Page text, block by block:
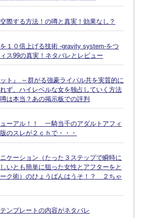
際する方法！の噂と真実！効果なし？
１０倍上げる技術 -gravity system-をつ
ス99の真実！ネタバレとレビュー
ット』 ～群がる強豪ライバル共を実質的に
ず、ハイレベルな女を独占していく方法
は本当？あの掲示板での評判
ーアル！！ 一騎当千のアダルトアフィ
のスレが２ｃｈで・・・
ケーション（たった３ステップで瞬時に
いとも簡単に狙った女性とアフターをと
ク術）のひょうばんはうそ！？ ２ちゃ
テンプレートの内容がネタバレ